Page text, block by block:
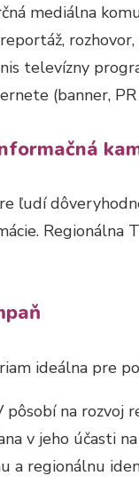
mediálna
rozhovor,
televízny
(banner,
ľudí
Regionálna
ideálna pre
pôsobí na rozvoj
v jeho účasti
a regionálnu